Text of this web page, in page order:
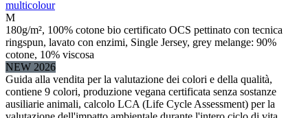
multicolour
M
180g/m², 100% cotone bio certificato OCS pettinato con tecnica
ringspun, lavato con enzimi, Single Jersey, grey melange: 90%
cotone, 10% viscosa
NEW 2026
Guida alla vendita per la valutazione dei colori e della qualità,
contiene 9 colori, produzione vegana certificata senza sostanze
ausiliarie animali, calcolo LCA (Life Cycle Assessment) per la